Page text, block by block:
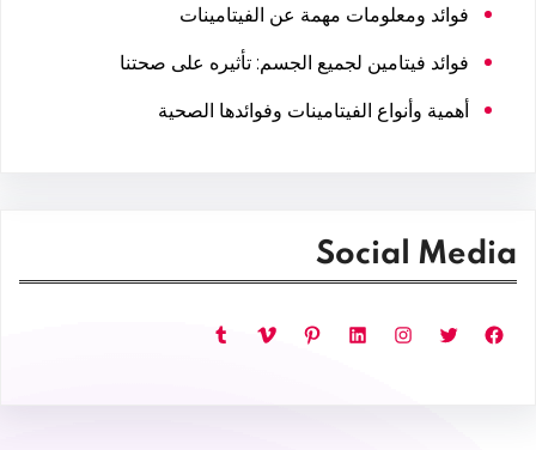
فوائد ومعلومات مهمة عن الفيتامينات
فوائد فيتامين لجميع الجسم: تأثيره على صحتنا
أهمية وأنواع الفيتامينات وفوائدها الصحية
Social Media
فيسبوك تويتر إنستجرام لينكد إن بينتريست فيميو تمبلر